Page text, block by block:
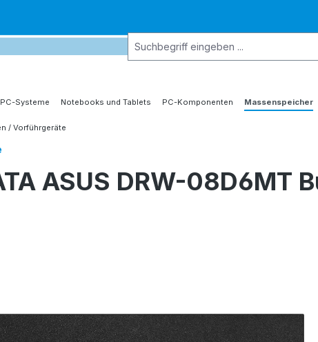
PC-Systeme Notebooks und Tablets PC-Komponenten Massenspeicher
/ Vorführgeräte
ASUS DRW-08D6MT